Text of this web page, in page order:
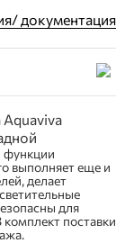
документация
Aquaviva
функции
выполняет еще и
делает
для
поставки